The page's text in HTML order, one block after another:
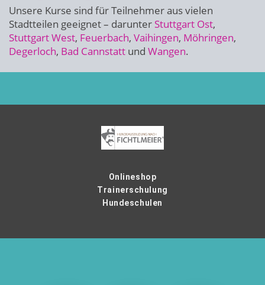
Unsere Kurse sind für Teilnehmer aus vielen
Stadtteilen geeignet – darunter Stuttgart Ost,
Stuttgart West, Feuerbach, Vaihingen, Möhringen,
Degerloch, Bad Cannstatt und Wangen.
Onlineshop
Trainerschulung
Hundeschulen